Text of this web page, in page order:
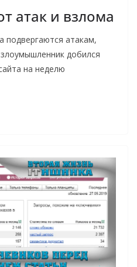
атак и взлома
подвергаются атакам,
добился
на неделю